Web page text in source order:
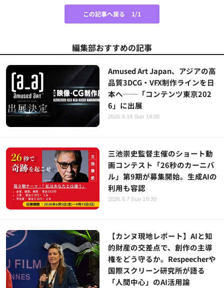
この記事へ戻る 1/1
編集部おすすめの記事
Amused Art Japan、アジアの高
品質3DCG・VFX制作ラインを日
本へ──「コンテンツ東京202
6」に出展
2026.6.14 Sun 14:00
三池崇史監督主催のショート動
画コンテスト「26秒のカーニバ
ル」第9期が募集開始。生成AIの
利用も容認
2026.6.7 Sun 10:30
【カンヌ現地レポート】AIと知
的財産の交差点で、創作の主導
権をどう守るか。Respeecherや
国際スクリーン研究所が語る
「人間中心」のAI活用論